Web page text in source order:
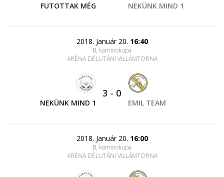
FUTOTTAK MÉG NEKÜNK MIND 1
2018. Január 20. 16:40
B, kaminokupa
ARÉNA DÉLUTÁNI VILLÁMTORNA
NEKÜNK MIND 1
3 - 0
EMIL TEAM
2018. Január 20. 16:00
B, kaminokupa
ARÉNA DÉLUTÁNI VILLÁMTORNA